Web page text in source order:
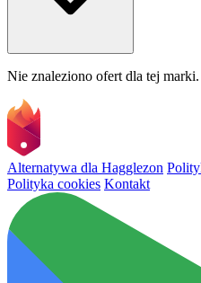
Nie znaleziono ofert dla tej marki.
Alternatywa dla Hagglezon
Polityka cookies Kontakt